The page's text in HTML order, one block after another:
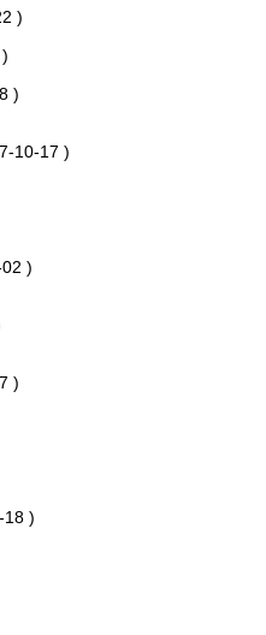
)
)
10-17 )
)
)
18 )